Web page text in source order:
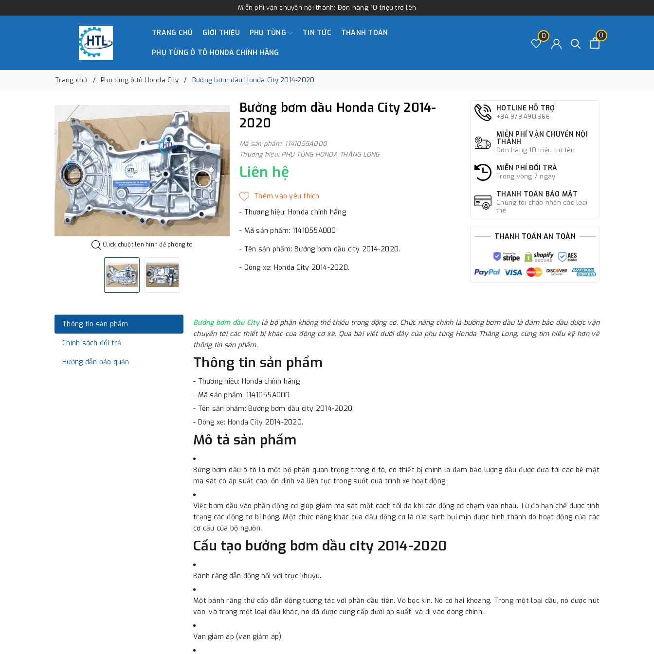
Miễn phí vận chuyển nội thành: Đơn hàng 10 triệu trở lên
TRANG CHỦ GIỚI THIỆU PHỤ TÙNG TIN TỨC THANH TOÁN
PHỤ TÙNG Ô TÔ HONDA CHÍNH HÃNG
0 0
Trang chủ Phụ tùng ô tô Honda City Bưởng bơm dầu Honda City 2014-2020
Click chuột lên hình để phóng to
Bưởng bơm dầu Honda City 2014-
2020
Mã sản phẩm: 1141055A000
Thương hiệu: PHỤ TÙNG HONDA THĂNG LONG
Liên hệ
- Thương hiệu: Honda chính hãng
- Mã sản phẩm: 1141055A000
- Tên sản phẩm: Bưởng bơm dầu city 2014-2020.
- Dòng xe: Honda City 2014-2020.
HOTLINE HỖ TRỢ
+84 979.490.366
MIỄN PHÍ VẬN CHUYỂN NỘI
THÀNH
Đơn hàng 10 triệu trở lên
MIỄN PHÍ ĐỔI TRẢ
Trong vòng 7 ngày
THANH TOÁN BẢO MẬT
Chúng tôi chấp nhận các loại
thẻ
THANH TOÁN AN TOÀN
Thông tin sản phẩm
Chính sách đổi trả
Hướng dẫn bảo quản
Bưởng bơm đầu Citylà bộ phận không thể thiếu trong động cơ. Chức năng chính là bưởng bơm dầu là đảm bảo dầu được vận
chuyển tới các thiết bị khác của động cơ xe. Qua bài viết dưới đây của phụ tùng Honda Thăng Long, cùng tìm hiểu kỹ hơn về
thông tin sản phẩm.
Thông tin sản phẩm
- Thương hiệu: Honda chính hãng
- Mã sản phẩm: 1141055A000
- Tên sản phẩm: Bưởng bơm dầu city 2014-2020.
- Dòng xe: Honda City 2014-2020.
Mô tả sản phẩm
Bửng bơm dầu ô tô là một bộ phận quan trọng trong ô tô, có thiết bị chính là đảm bảo lượng dầu được đưa tới các bề mặt
ma sát có áp suất cao, ổn định và liên tục trong suốt quá trình xe hoạt động.
Việc bơm dầu vào phần động cơ giúp giảm ma sát một cách tối đa khi các động cơ chạm vào nhau. Từ đó hạn chế được tình
trạng các động cơ bị hỏng. Một chức năng khác của dầu động cơ là rửa sạch bụi mịn được hình thành do hoạt động của các
cơ cấu của bộ nguồn.
Cấu tạo bưởng bơm dầu city 2014-2020
Bánh răng dẫn động nối với trục khuỷu.
Một bánh răng thứ cấp dẫn động tương tác với phần đầu tiên. Vỏ bọc kín. Nó có hai khoang. Trong một loại dầu, nó được hút
vào, và trong một loại dầu khác, nó đã được cung cấp dưới áp suất, và đi vào dòng chính.
Van giảm áp (van giảm áp).